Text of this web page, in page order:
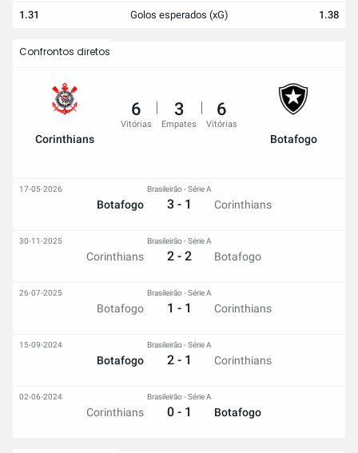
1.31 Golos esperados (xG) 1.38
Confrontos diretos
Corinthians
6
Vitórias
3
Empates
6
Vitórias
Botafogo
Botafogo
Brasileirão - Série A
3 - 1 Corinthians
17-05-2026
Corinthians
Brasileirão - Série A
2 - 2 Botafogo
30-11-2025
Botafogo
Brasileirão - Série A
1 - 1 Corinthians
26-07-2025
Botafogo
Brasileirão - Série A
2 - 1 Corinthians
15-09-2024
Corinthians
Brasileirão - Série A
0 - 1 Botafogo
02-06-2024